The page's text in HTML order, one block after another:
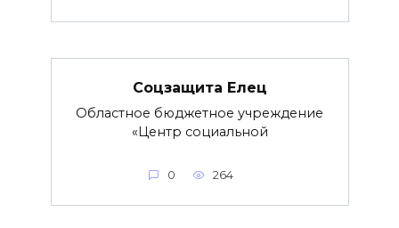
Соцзащита Елец
Областное бюджетное учреждение
«Центр социальной
0 264